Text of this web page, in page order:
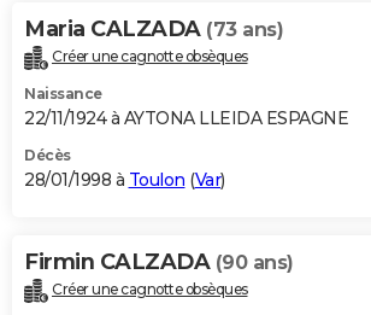
Maria CALZADA (73 ans)
Créer une cagnotte obsèques
Naissance
22/11/1924 à AYTONA LLEIDA ESPAGNE
Décès
28/01/1998 à Toulon (Var)
Firmin CALZADA (90 ans)
Créer une cagnotte obsèques